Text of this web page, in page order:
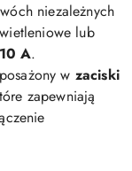
niezależnych
lub
10 A.
w zaciski
zapewniają